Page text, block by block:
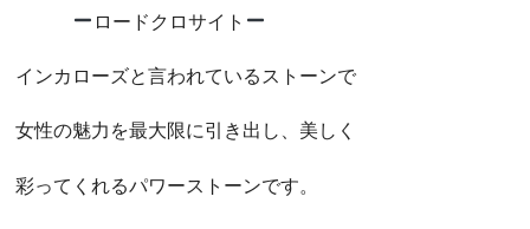
ロードクロサイト
インカローズと言われているストーンで
女性の魅力を最大限に引き出し、美しく
彩ってくれるパワーストーンです。